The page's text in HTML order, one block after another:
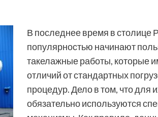
В последнее время в столице
популярностью начинают
такелажные работы, которые
отличий от стандартных
процедур. Дело в том, что для
обязательно используются